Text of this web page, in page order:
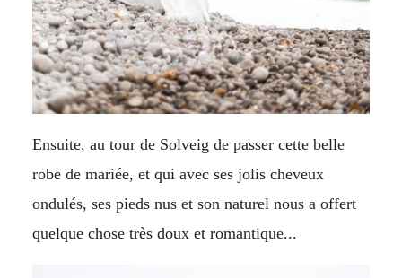
Ensuite, au tour de Solveig de passer cette belle
robe de mariée, et qui avec ses jolis cheveux
ondulés, ses pieds nus et son naturel nous a offert
quelque chose très doux et romantique...